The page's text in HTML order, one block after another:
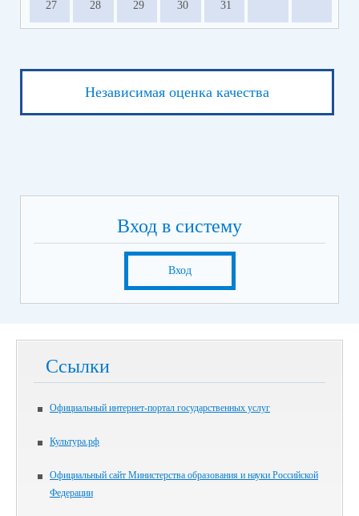
27 28 29 30 31
Независимая оценка качества
Вход в систему
Вход
Ссылки
Официальный интернет-портал государственных услуг
Культура.рф
Официальный сайт Министерства образования и науки Российской
Федерации